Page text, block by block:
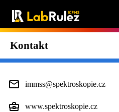
Kontakt
immss@spektroskopie.cz
www.spektroskopie.cz